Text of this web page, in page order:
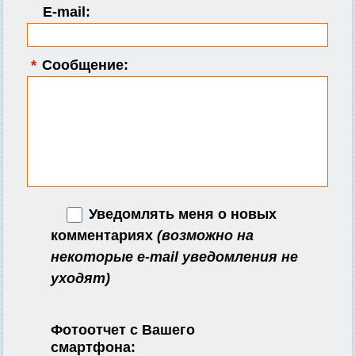
E-mail:
* Сообщение:
Уведомлять меня о новых
комментариях (возможно на
некоторые e-mail уведомления не
уходят)
Фотоотчет с Вашего
смартфона: